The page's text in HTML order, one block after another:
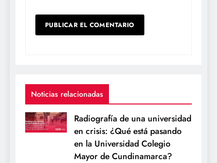
Noticias relacionadas
Radiografía de una universidad
en crisis: ¿Qué está pasando
en la Universidad Colegio
Mayor de Cundinamarca?